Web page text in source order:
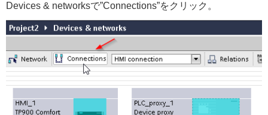
Devices & networksで”Connections”をクリック。